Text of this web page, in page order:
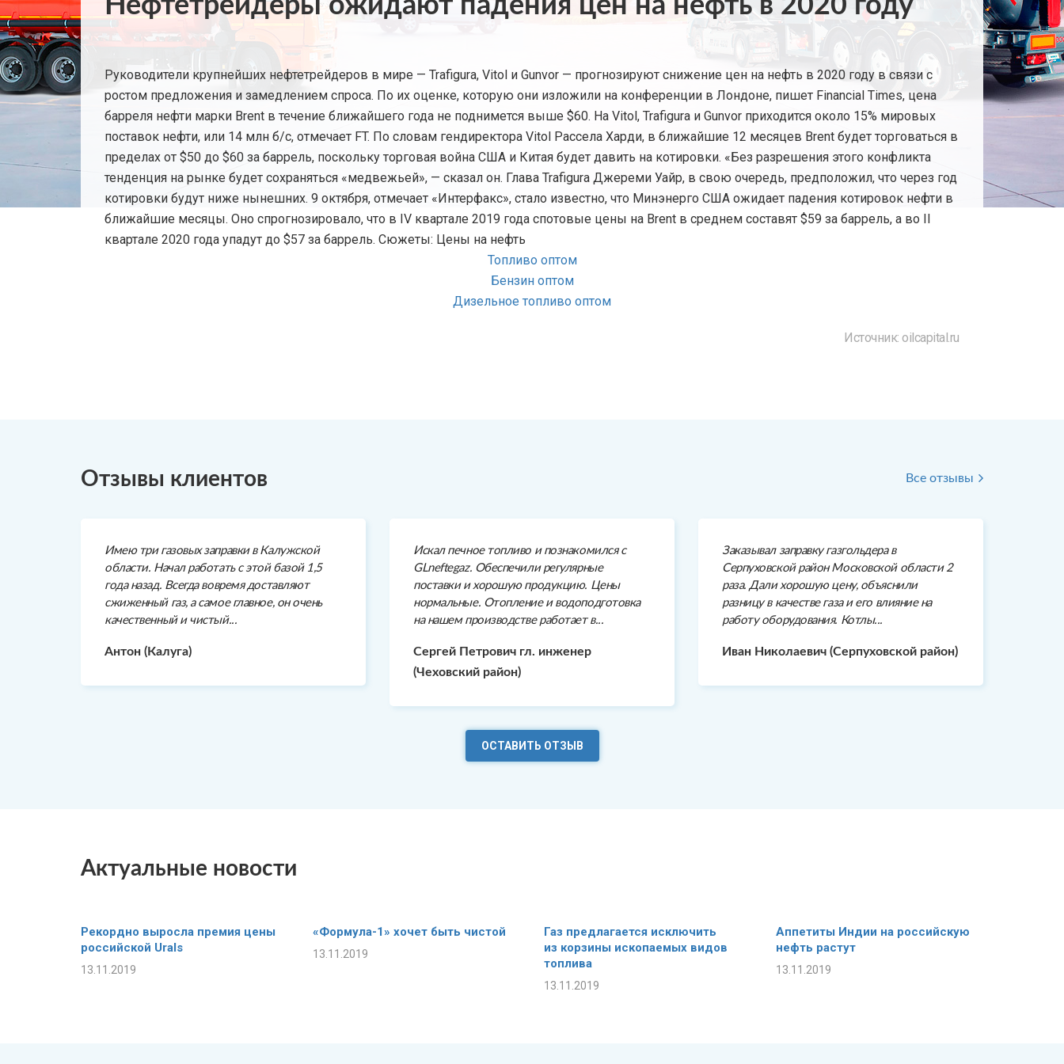
Руководители крупнейших нефтетрейдеров в мире — Trafigura, Vitol и Gunvor — прогнозируют снижение цен на нефть в 2020 году в связи с
ростом предложения и замедлением спроса. По их оценке, которую они изложили на конференции в Лондоне, пишет Financial Times, цена
барреля нефти марки Brent в течение ближайшего года не поднимется выше $60. На Vitol, Trafigura и Gunvor приходится около 15% мировых
поставок нефти, или 14 млн б/с, отмечает FT. По словам гендиректора Vitol Рассела Харди, в ближайшие 12 месяцев Brent будет торговаться в
пределах от $50 до $60 за баррель, поскольку торговая война США и Китая будет давить на котировки. «Без разрешения этого конфликта
тенденция на рынке будет сохраняться «медвежьей», — сказал он. Глава Trafigura Джереми Уайр, в свою очередь, предположил, что через год
котировки будут ниже нынешних. 9 октября, отмечает «Интерфакс», стало известно, что Минэнерго США ожидает падения котировок нефти в
ближайшие месяцы. Оно спрогнозировало, что в IV квартале 2019 года спотовые цены на Brent в среднем составят $59 за баррель, а во II
квартале 2020 года упадут до $57 за баррель. Сюжеты: Цены на нефть
Топливо оптом
Бензин оптом
Дизельное топливо оптом
Источник: oilcapital.ru
Отзывы клиентов Все отзывы
Имею три газовых заправки в Калужской
области. Начал работать с этой базой 1,5
года назад. Всегда вовремя доставляют
сжиженный газ, а самое главное, он очень
качественный и чистый...
Антон (Калуга)
Искал печное топливо и познакомился с
GLneftegaz. Обеспечили регулярные
поставки и хорошую продукцию. Цены
нормальные. Отопление и водоподготовка
на нашем производстве работает в...
Сергей Петрович гл. инженер
(Чеховский район)
Заказывал заправку газгольдера в
Серпуховской район Московской области 2
раза. Дали хорошую цену, объяснили
разницу в качестве газа и его влияние на
работу оборудования. Котлы...
Иван Николаевич (Серпуховской район)
ОСТАВИТЬ ОТЗЫВ
Актуальные новости
Рекордно выросла премия цены
российской Urals
13.11.2019
«Формула-1» хочет быть чистой
13.11.2019
Газ предлагается исключить
из корзины ископаемых видов
топлива
13.11.2019
Аппетиты Индии на российскую
нефть растут
13.11.2019